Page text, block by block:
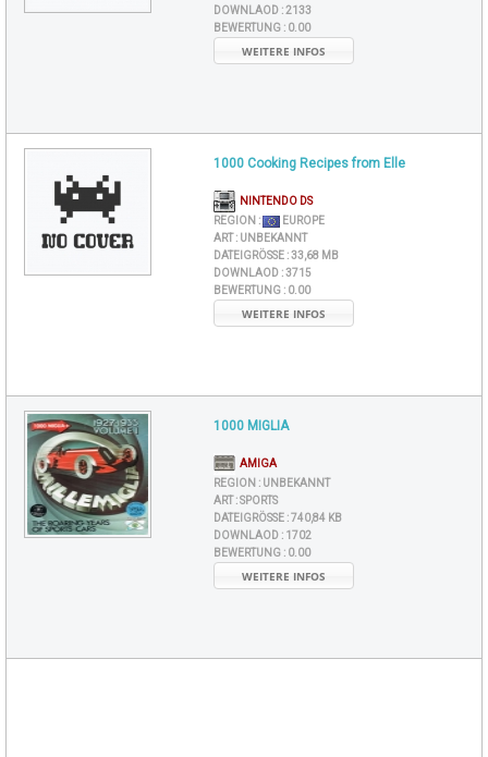
DOWNLAOD :2133
BEWERTUNG : 0.00
WEITERE INFOS
1000 Cooking Recipes from Elle
NINTENDO DS
REGION :
EUROPE
ART : UNBEKANNT
DATEIGRÖSSE : 33,68 MB
DOWNLAOD :3715
BEWERTUNG : 0.00
WEITERE INFOS
1000 MIGLIA
AMIGA
REGION : UNBEKANNT
ART :SPORTS
DATEIGRÖSSE : 740,84 KB
DOWNLAOD : 1702
BEWERTUNG : 0.00
WEITERE INFOS